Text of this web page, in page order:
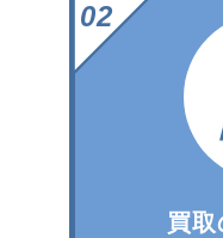
買